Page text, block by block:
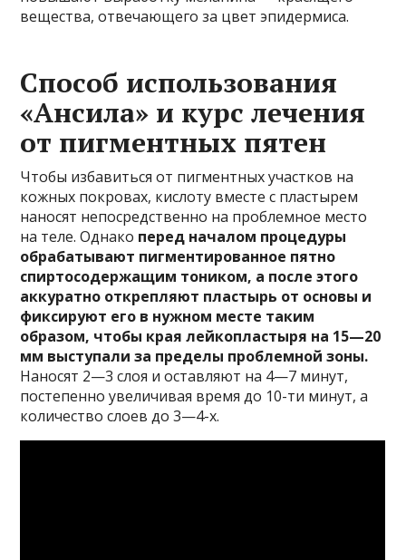
вещества, отвечающего за цвет эпидермиса.
Способ использования
«Ансила» и курс лечения
от пигментных пятен
Чтобы избавиться от пигментных участков на
кожных покровах, кислоту вместе с пластырем
наносят непосредственно на проблемное место
на теле. Однако перед началом процедуры
обрабатывают пигментированное пятно
спиртосодержащим тоником, а после этого
аккуратно открепляют пластырь от основы и
фиксируют его в нужном месте таким
образом, чтобы края лейкопластыря на 15—20
мм выступали за пределы проблемной зоны.
Наносят 2—3 слоя и оставляют на 4—7 минут,
постепенно увеличивая время до 10-ти минут, а
количество слоев до 3—4-х.